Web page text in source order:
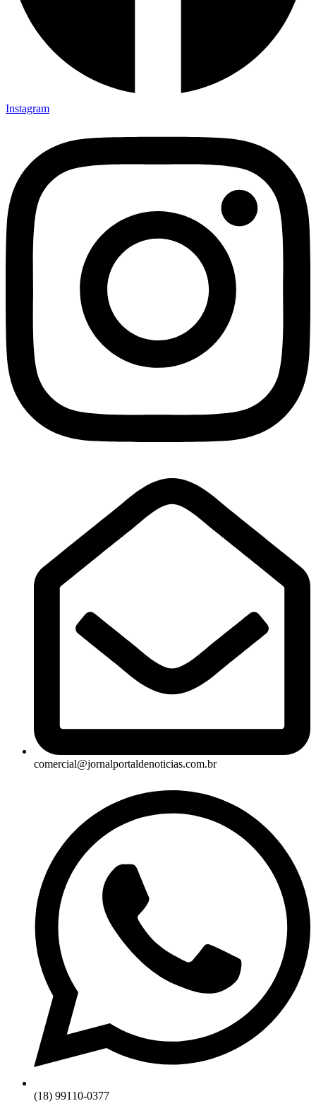
Instagram
comercial@jornalportaldenoticias.com.br
(18) 99110-0377